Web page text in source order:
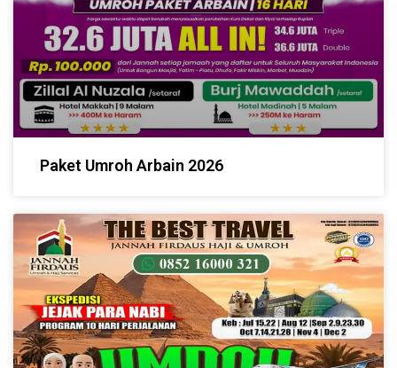
Paket Umroh Arbain 2026